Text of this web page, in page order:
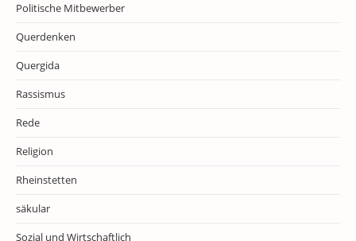
Politische Mitbewerber
Querdenken
Quergida
Rassismus
Rede
Religion
Rheinstetten
säkular
Sozial und Wirtschaftlich